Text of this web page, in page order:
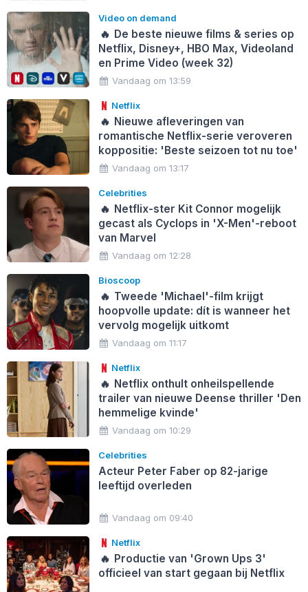
Video on demand
🔥 De beste nieuwe films & series op
Netflix, Disney+, HBO Max, Videoland
en Prime Video (week 32)
Vandaag om 13:59
Netflix
🔥 Nieuwe afleveringen van
romantische Netflix-serie veroveren
koppositie: 'Beste seizoen tot nu toe'
Vandaag om 13:17
Celebrities
🔥 Netflix-ster Kit Connor mogelijk
gecast als Cyclops in 'X-Men'-reboot
van Marvel
Vandaag om 12:28
Bioscoop
🔥 Tweede 'Michael'-film krijgt
hoopvolle update: dít is wanneer het
vervolg mogelijk uitkomt
Vandaag om 11:17
Netflix
🔥 Netflix onthult onheilspellende
trailer van nieuwe Deense thriller 'Den
hemmelige kvinde'
Vandaag om 10:29
Celebrities
Acteur Peter Faber op 82-jarige
leeftijd overleden
Vandaag om 09:40
Netflix
🔥 Productie van 'Grown Ups 3'
officieel van start gegaan bij Netflix